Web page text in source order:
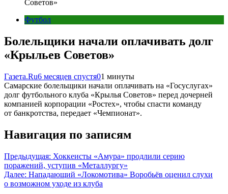
Советов»
Футбол
Болельщики начали оплачивать долг
«Крыльев Советов»
Газета.Ru6 месяцев спустя01 минуты
Самарские болельщики начали оплачивать на «Госуслугах»
долг футбольного клуба «Крылья Советов» перед дочерней
компанией корпорации «Ростех», чтобы спасти команду
от банкротства, передает «Чемпионат».
Навигация по записям
Предыдущая: Хоккеисты «Амура» продлили серию
поражений, уступив «Металлургу»
Далее: Нападающий «Локомотива» Воробьёв оценил слухи
о возможном уходе из клуба